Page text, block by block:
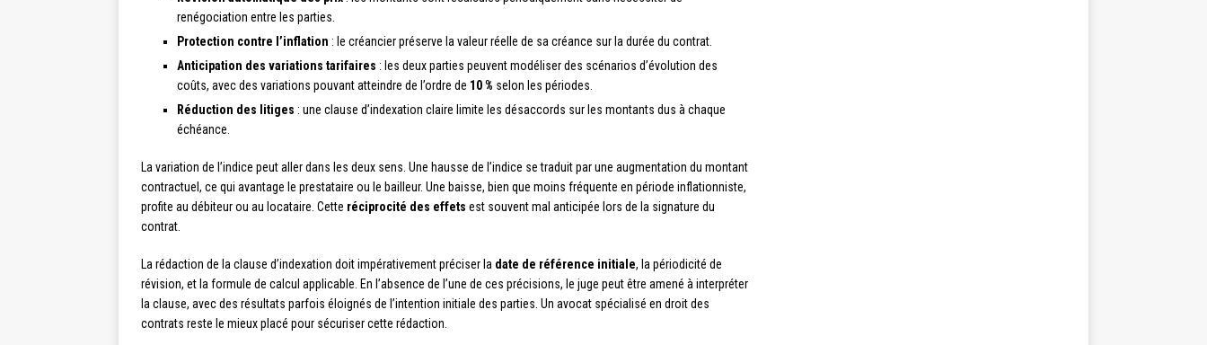
renégociation entre les parties.
Protection contre l’inflation : le créancier préserve la valeur réelle de sa créance sur la durée du contrat.
Anticipation des variations tarifaires : les deux parties peuvent modéliser des scénarios d’évolution des
coûts, avec des variations pouvant atteindre de l’ordre de 10 % selon les périodes.
Réduction des litiges : une clause d’indexation claire limite les désaccords sur les montants dus à chaque
échéance.
La variation de l’indice peut aller dans les deux sens. Une hausse de l’indice se traduit par une augmentation du montant
contractuel, ce qui avantage le prestataire ou le bailleur. Une baisse, bien que moins fréquente en période inflationniste,
profite au débiteur ou au locataire. Cette réciprocité des effets est souvent mal anticipée lors de la signature du
contrat.
La rédaction de la clause d’indexation doit impérativement préciser la date de référence initiale, la périodicité de
révision, et la formule de calcul applicable. En l’absence de l’une de ces précisions, le juge peut être amené à interpréter
la clause, avec des résultats parfois éloignés de l’intention initiale des parties. Un avocat spécialisé en droit des
contrats reste le mieux placé pour sécuriser cette rédaction.